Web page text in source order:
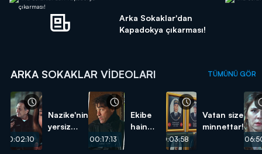
Arka Sokaklar'dan
Kapadokya çıkarması!
ARKA SOKAKLAR VIDEOLARI TÜMÜNÜ GÖR
00:02:10
Nazike'nin
yersiz
00:17:13
Ekibe
hain
00:03:58
Vatan size
minnettar!